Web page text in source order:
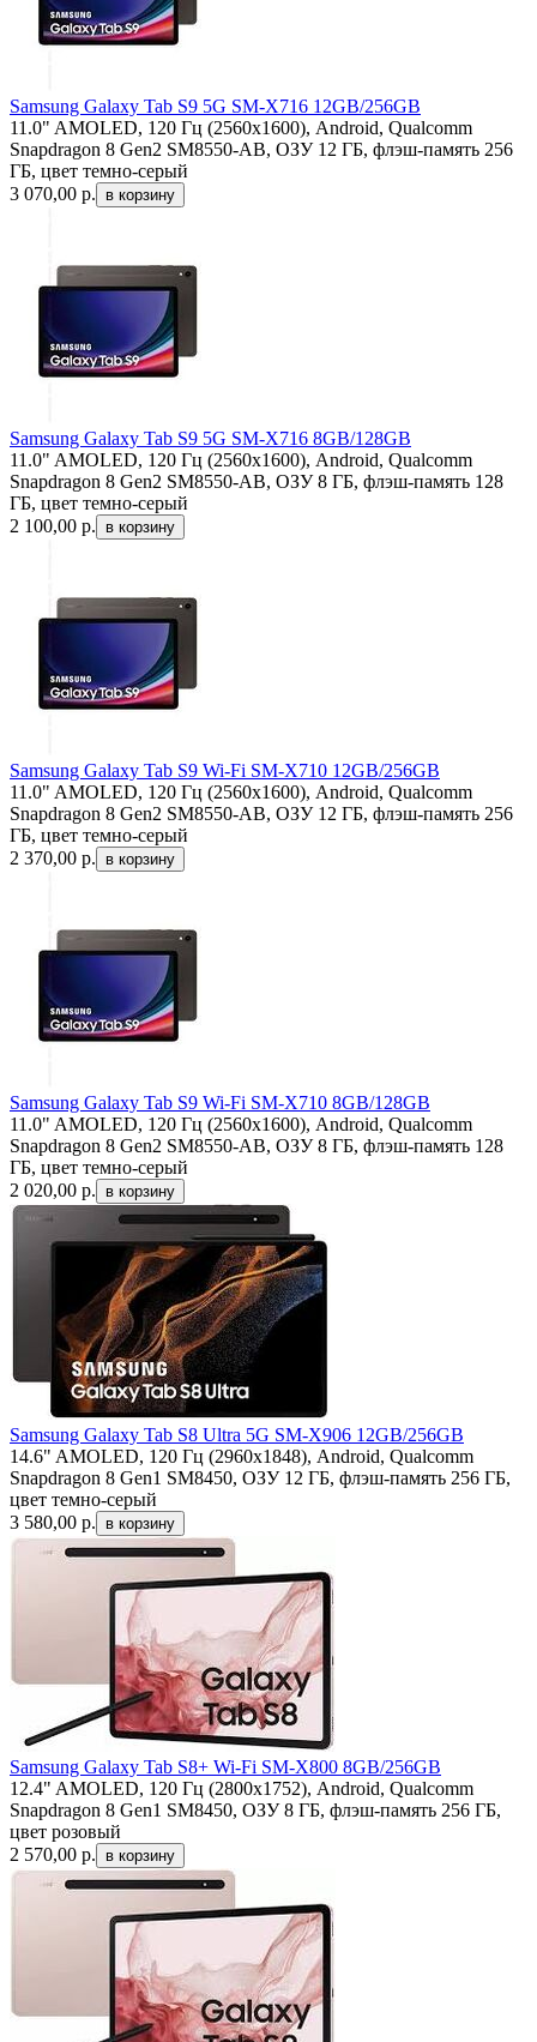
Samsung Galaxy Tab S9 5G SM-X716 12GB/256GB
11.0" AMOLED, 120 Гц (2560x1600), Android, Qualcomm
Snapdragon 8 Gen2 SM8550-AB, ОЗУ 12 ГБ, флэш-память 256
ГБ, цвет темно-серый
3 070,00 р.
Samsung Galaxy Tab S9 5G SM-X716 8GB/128GB
11.0" AMOLED, 120 Гц (2560x1600), Android, Qualcomm
Snapdragon 8 Gen2 SM8550-AB, ОЗУ 8 ГБ, флэш-память 128
ГБ, цвет темно-серый
2 100,00 р.
Samsung Galaxy Tab S9 Wi-Fi SM-X710 12GB/256GB
11.0" AMOLED, 120 Гц (2560x1600), Android, Qualcomm
Snapdragon 8 Gen2 SM8550-AB, ОЗУ 12 ГБ, флэш-память 256
ГБ, цвет темно-серый
2 370,00 р.
Samsung Galaxy Tab S9 Wi-Fi SM-X710 8GB/128GB
11.0" AMOLED, 120 Гц (2560x1600), Android, Qualcomm
Snapdragon 8 Gen2 SM8550-AB, ОЗУ 8 ГБ, флэш-память 128
ГБ, цвет темно-серый
2 020,00 р.
Samsung Galaxy Tab S8 Ultra 5G SM-X906 12GB/256GB
14.6" AMOLED, 120 Гц (2960x1848), Android, Qualcomm
Snapdragon 8 Gen1 SM8450, ОЗУ 12 ГБ, флэш-память 256 ГБ,
цвет темно-серый
3 580,00 р.
Samsung Galaxy Tab S8+ Wi-Fi SM-X800 8GB/256GB
12.4" AMOLED, 120 Гц (2800x1752), Android, Qualcomm
Snapdragon 8 Gen1 SM8450, ОЗУ 8 ГБ, флэш-память 256 ГБ,
цвет розовый
2 570,00 р.